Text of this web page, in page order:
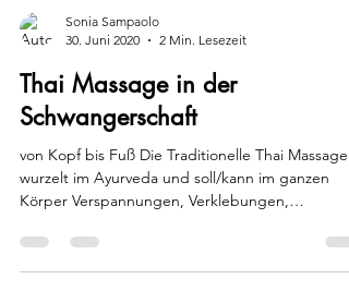
Sonia Sampaolo
30. Juni 2020
2 Min. Lesezeit
Thai Massage in der
Schwangerschaft
von Kopf bis Fuß Die Traditionelle Thai Massage
Körper Verspannungen, Verklebungen,